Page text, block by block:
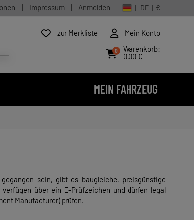
| Impressum | Anmelden | DE | €
zur Merkliste Mein Konto
0
Warenkorb:
0,00 €
MEIN FAHRZEUG
sein, gibt es baugleiche, preisgünstige
über ein E-Prüfzeichen und dürfen legal
Manufacturer) prüfen.